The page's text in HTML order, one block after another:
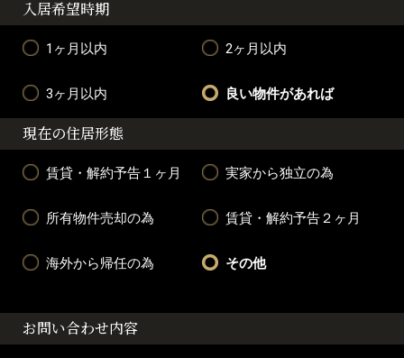
入居希望時期
1ヶ月以内 2ヶ月以内
3ヶ月以内 良い物件があれば
現在の住居形態
賃貸・解約予告１ヶ月 実家から独立の為
所有物件売却の為 賃貸・解約予告２ヶ月
海外から帰任の為 その他
お問い合わせ内容